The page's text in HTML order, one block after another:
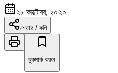
২৮ অক্টোবর, ২০২০
শেয়ার / কপি
বুকমার্ক করুন